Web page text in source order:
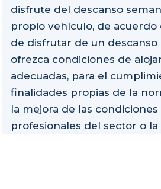
disfrute del descanso
propio vehículo, de acuerdo
de disfrutar de un
ofrezca condiciones de
adecuadas, para el
finalidades propias de la
la mejora de las condiciones
profesionales del sector o la